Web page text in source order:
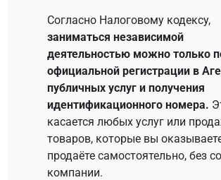
Согласно Налоговому кодексу,
заниматься независимой
деятельностью можно только
официальной регистрации в
публичных услуг и получения
идентификационного номера.
касается любых услуг или
товаров, которые вы
продаёте самостоятельно, без
компании.